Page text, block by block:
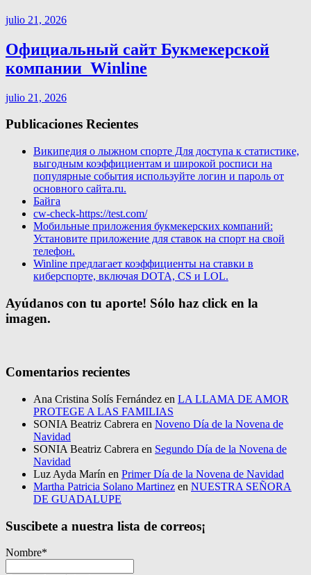
julio 21, 2026
Официальный сайт Букмекерской
компании ️ Winline
julio 21, 2026
Publicaciones Recientes
Википедия о лыжном спорте Для доступа к статистике,
выгодным коэффициентам и широкой росписи на
популярные события используйте логин и пароль от
основного сайта.ru.
Байга
cw-check-https://test.com/
Мобильные приложения букмекерских компаний:
Установите приложение для ставок на спорт на свой
телефон.
Winline предлагает коэффициенты на ставки в
киберспорте, включая DOTA, CS и LOL.
Ayúdanos con tu aporte! Sólo haz click en la
imagen.
Comentarios recientes
Ana Cristina Solís Fernández en LA LLAMA DE AMOR
PROTEGE A LAS FAMILIAS
SONIA Beatriz Cabrera en Noveno Día de la Novena de
Navidad
SONIA Beatriz Cabrera en Segundo Día de la Novena de
Navidad
Luz Ayda Marín en Primer Día de la Novena de Navidad
Martha Patricia Solano Martinez en NUESTRA SEÑORA
DE GUADALUPE
Suscibete a nuestra lista de correos¡
Nombre*